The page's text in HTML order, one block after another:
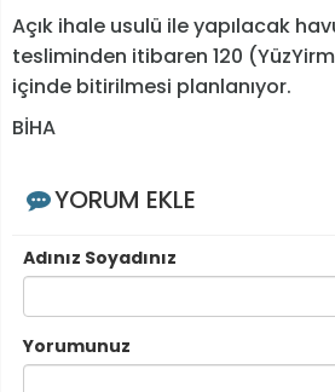
Açık ihale usulü ile yapılacak
tesliminden itibaren 120
içinde bitirilmesi planlanıyor.
BİHA
YORUM EKLE
Adınız Soyadınız
Yorumunuz